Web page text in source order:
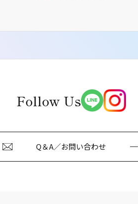
Follow Us
Q＆A／お問い合わせ